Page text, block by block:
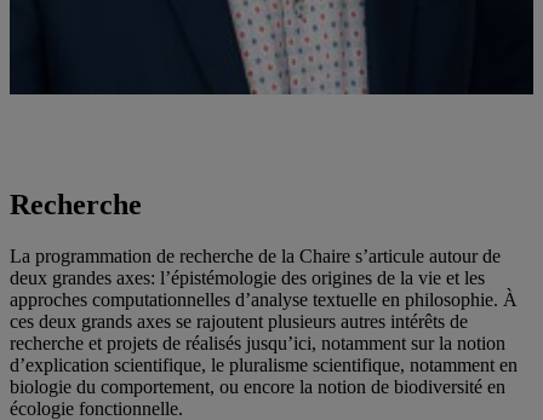
Recherche
La programmation de recherche de la Chaire s’articule autour de
deux grandes axes: l’épistémologie des origines de la vie et les
approches computationnelles d’analyse textuelle en philosophie. À
ces deux grands axes se rajoutent plusieurs autres intérêts de
recherche et projets de réalisés jusqu’ici, notamment sur la notion
d’explication scientifique, le pluralisme scientifique, notamment en
biologie du comportement, ou encore la notion de biodiversité en
écologie fonctionnelle.